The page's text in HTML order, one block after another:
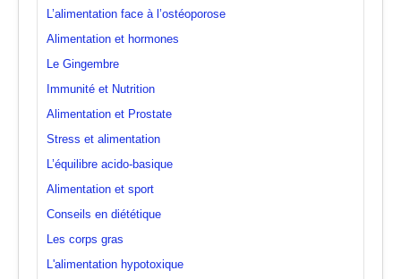
L’alimentation face à l’ostéoporose
Alimentation et hormones
Le Gingembre
Immunité et Nutrition
Alimentation et Prostate
Stress et alimentation
L’équilibre acido-basique
Alimentation et sport
Conseils en diététique
Les corps gras
L'alimentation hypotoxique